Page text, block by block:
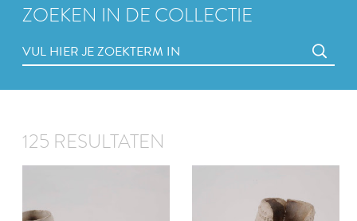
ZOEKEN IN DE COLLECTIE
125 RESULTATEN